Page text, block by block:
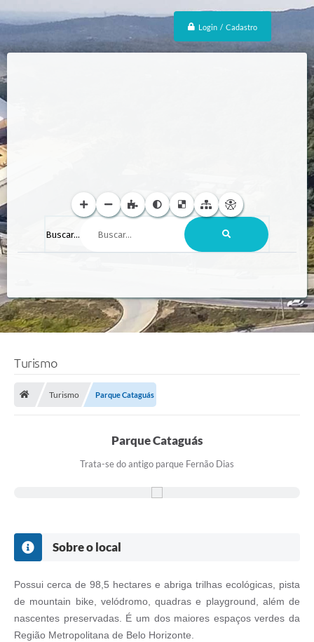
Login / Cadastro
Buscar...
Turismo
Turismo Parque Cataguás
Parque Cataguás
Trata-se do antigo parque Fernão Dias
Sobre o local
Possui cerca de 98,5 hectares e abriga trilhas ecológicas, pista
de mountain bike, velódromo, quadras e playground, além de
nascentes preservadas. É um dos maiores espaços verdes da
Região Metropolitana de Belo Horizonte.